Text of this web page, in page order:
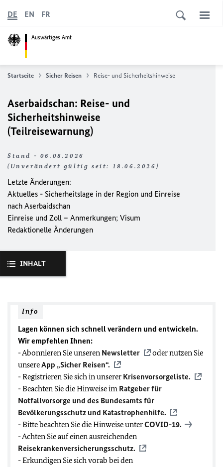
Auswärtiges Amt
DE EN FR
Startseite Sicher Reisen Reise- und Sicherheitshinweise
Aserbaidschan: Reise- und
Sicherheitshinweise
(Teilreisewarnung)
Stand - 06.08.2026
(Unverändert gültig seit: 18.06.2026)
Letzte Änderungen:
Aktuelles - Sicherheitslage in der Region und Einreise
nach Aserbaidschan
Einreise und Zoll – Anmerkungen; Visum
Redaktionelle Änderungen
INHALT
Info
Lagen können sich schnell verändern und entwickeln.
Wir empfehlen Ihnen:
- Abonnieren Sie unseren Newsletter
oder nutzen Sie
unsereApp „Sicher Reisen“.
- Registrieren Sie sich in unserer Krisenvorsorgeliste.
- Beachten Sie die Hinweise im Ratgeber für
Notfallvorsorge und des Bundesamts für
Bevölkerungsschutz und Katastrophenhilfe.
- Bitte beachten Sie die Hinweise unterCOVID-19.
- Achten Sie auf einen ausreichenden
Reisekrankenversicherungsschutz.
- Erkundigen Sie sich vorab bei den